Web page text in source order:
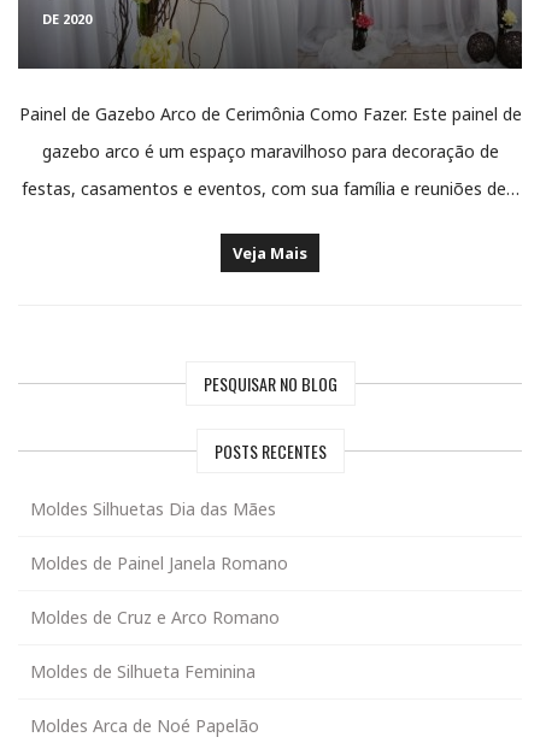
DE 2020
Painel de Gazebo Arco de Cerimônia Como Fazer. Este painel de
gazebo arco é um espaço maravilhoso para decoração de
festas, casamentos e eventos, com sua família e reuniões de…
Veja Mais
PESQUISAR NO BLOG
POSTS RECENTES
Moldes Silhuetas Dia das Mães
Moldes de Painel Janela Romano
Moldes de Cruz e Arco Romano
Moldes de Silhueta Feminina
Moldes Arca de Noé Papelão